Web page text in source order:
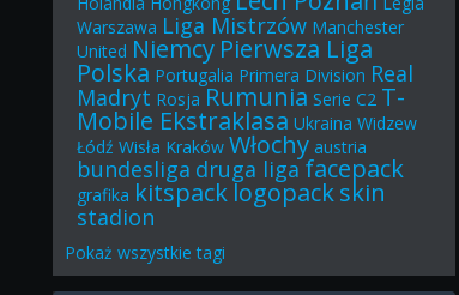
Warszawa Liga Mistrzów Manchester
United Niemcy Pierwsza Liga
Polska Portugalia Primera Division Real
Madryt Rosja Rumunia Serie C2 T-
Mobile Ekstraklasa Ukraina Widzew
Łódź Wisła Kraków Włochy austria
bundesliga druga liga facepack
grafika kitspacklogopack skin
stadion
Pokaż wszystkie tagi